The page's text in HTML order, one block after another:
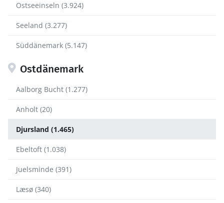
Ostseeinseln (3.924)
Seeland (3.277)
Süddänemark (5.147)
Ostdänemark
Aalborg Bucht (1.277)
Anholt (20)
Djursland (1.465)
Ebeltoft (1.038)
Juelsminde (391)
Læsø (340)